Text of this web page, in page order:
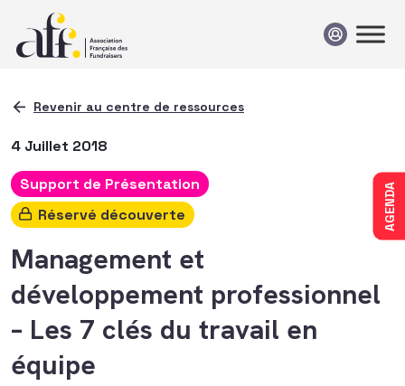
AGENDA
Revenir au centre de ressources
4 Juillet 2018
Support de Présentation
Réservé découverte
Management et
développement professionnel
– Les 7 clés du travail en
équipe